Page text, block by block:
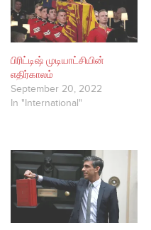
பிரிட்டிஷ் முடியாட்சியின்
எதிர்காலம்
September 20, 2022
In "International"